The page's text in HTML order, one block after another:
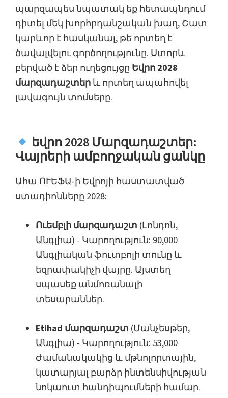
պարզապես նպատակ եք հետապնդում
դիտել մեկ խորհրդանշական խաղ, Շատ
կարևոր է հասկանալ, թե որտեղ է
ծավալվելու գործողությունը. Ստորև
բերված է ձեր ուղեցույցը Եվրո 2028
մարզադաշտեր և որտեղ ապահովել
լավագույն տոմսերը.
եվրո 2028 Մարզադաշտեր:
Վայրերի ամբողջական ցանկը
Ահա ՈՒԵՖԱ-ի Եվրոյի հաստատված
ստադիոնները 2028:
Ուեմբլի մարզադաշտ (Լոնդոն,
Անգլիա) - Կարողություն: 90,000
Անգլիական ֆուտբոլի տունը և
եզրափակիչի վայրը. Այստեղ
սպասեք անմոռանալի
տեսարաններ.
Etihad մարզադաշտ (Մանչեսթեր,
Անգլիա) - Կարողություն: 53,000
Ժամանակակից և մթնոլորտային,
կատարյալ բարձր ինտենսիվության
նոկաուտ հանդիպումների համար.